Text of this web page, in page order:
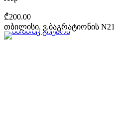
₾200.00
თბილისი, ვ.ბაგრატიონის N21